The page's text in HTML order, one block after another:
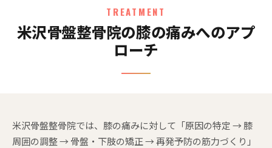
TREATMENT
米沢骨盤整骨院の膝の痛みへのアプ
ローチ
米沢骨盤整骨院では、膝の痛みに対して「原因の特定 → 膝
周囲の調整 → 骨盤・下肢の矯正 → 再発予防の筋力づくり」